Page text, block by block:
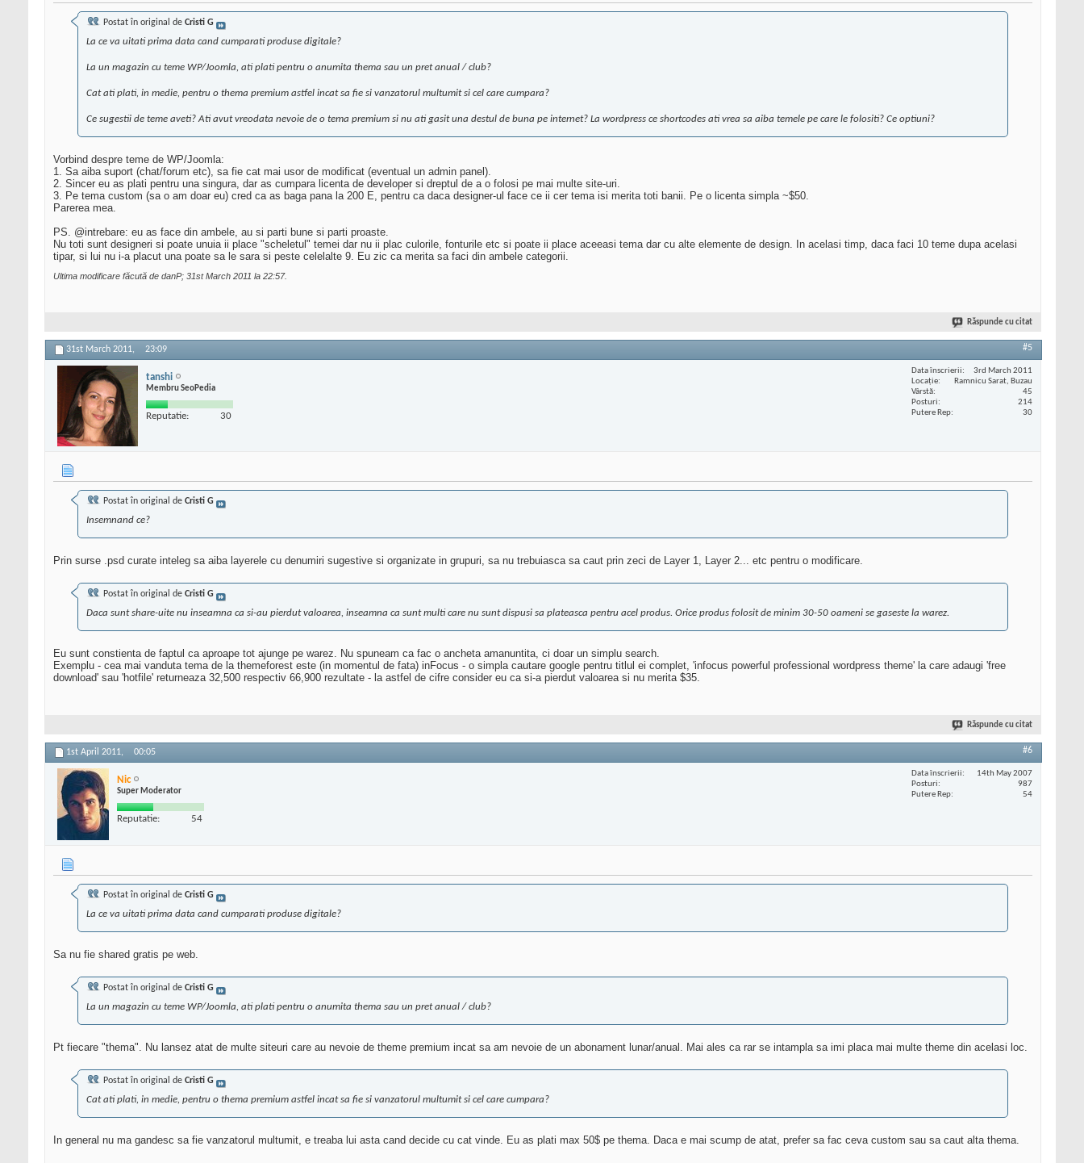
Postat în original de Cristi G
La ce va uitati prima data cand cumparati produse digitale?
La un magazin cu teme WP/Joomla, ati plati pentru o anumita thema sau un pret anual / club?
Cat ati plati, in medie, pentru o thema premium astfel incat sa fie si vanzatorul multumit si cel care cumpara?
Ce sugestii de teme aveti? Ati avut vreodata nevoie de o tema premium si nu ati gasit una destul de buna pe internet? La wordpress ce shortcodes ati vrea sa aiba temele pe care le folositi? Ce optiuni?
Vorbind despre teme de WP/Joomla:
1. Sa aiba suport (chat/forum etc), sa fie cat mai usor de modificat (eventual un admin panel).
2. Sincer eu as plati pentru una singura, dar as cumpara licenta de developer si dreptul de a o folosi pe mai multe site-uri.
3. Pe tema custom (sa o am doar eu) cred ca as baga pana la 200 E, pentru ca daca designer-ul face ce ii cer tema isi merita toti banii. Pe o licenta simpla ~$50.
Parerea mea.
PS. @intrebare: eu as face din ambele, au si parti bune si parti proaste.
Nu toti sunt designeri si poate unuia ii place "scheletul" temei dar nu ii plac culorile, fonturile etc si poate ii place aceeasi tema dar cu alte elemente de design. In acelasi timp, daca faci 10 teme dupa acelasi
tipar, si lui nu i-a placut una poate sa le sara si peste celelalte 9. Eu zic ca merita sa faci din ambele categorii.
Ultima modificare făcută de danP; 31st March 2011 la 22:57.
Răspunde cu citat
31st March 2011, 23:09 #5
tanshi
Membru SeoPedia
Reputatie: 30
Data înscrierii
3rd March 2011
Locaţie
Ramnicu Sarat, Buzau
Vârstă
45
Posturi
214
Putere Rep
30
Postat în original de Cristi G
Insemnand ce?
Prin surse .psd curate inteleg sa aiba layerele cu denumiri sugestive si organizate in grupuri, sa nu trebuiasca sa caut prin zeci de Layer 1, Layer 2... etc pentru o modificare.
Postat în original de Cristi G
Daca sunt share-uite nu inseamna ca si-au pierdut valoarea, inseamna ca sunt multi care nu sunt dispusi sa plateasca pentru acel produs. Orice produs folosit de minim 30-50 oameni se gaseste la warez.
Eu sunt constienta de faptul ca aproape tot ajunge pe warez. Nu spuneam ca fac o ancheta amanuntita, ci doar un simplu search.
Exemplu - cea mai vanduta tema de la themeforest este (in momentul de fata) inFocus - o simpla cautare google pentru titlul ei complet, 'infocus powerful professional wordpress theme' la care adaugi 'free
download' sau 'hotfile' returneaza 32,500 respectiv 66,900 rezultate - la astfel de cifre consider eu ca si-a pierdut valoarea si nu merita $35.
Răspunde cu citat
1st April 2011, 00:05 #6
Nic
Super Moderator
Reputatie: 54
Data înscrierii
14th May 2007
Posturi
987
Putere Rep
54
Postat în original de Cristi G
La ce va uitati prima data cand cumparati produse digitale?
Sa nu fie shared gratis pe web.
Postat în original de Cristi G
La un magazin cu teme WP/Joomla, ati plati pentru o anumita thema sau un pret anual / club?
Pt fiecare "thema". Nu lansez atat de multe siteuri care au nevoie de theme premium incat sa am nevoie de un abonament lunar/anual. Mai ales ca rar se intampla sa imi placa mai multe theme din acelasi loc.
Postat în original de Cristi G
Cat ati plati, in medie, pentru o thema premium astfel incat sa fie si vanzatorul multumit si cel care cumpara?
In general nu ma gandesc sa fie vanzatorul multumit, e treaba lui asta cand decide cu cat vinde. Eu as plati max 50$ pe thema. Daca e mai scump de atat, prefer sa fac ceva custom sau sa caut alta thema.